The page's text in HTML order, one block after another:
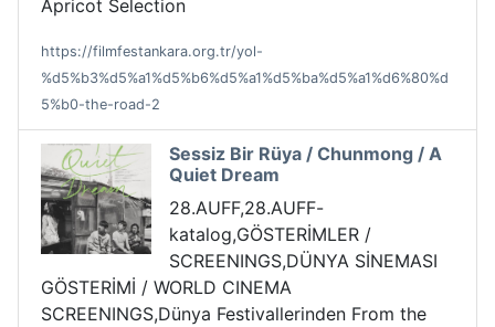
Apricot Selection
https://filmfestankara.org.tr/yol-
%d5%b3%d5%a1%d5%b6%d5%a1%d5%ba%d5%a1%d6%80%d
5%b0-the-road-2
Sessiz Bir Rüya / Chunmong / A
Quiet Dream
28.AUFF,28.AUFF-
katalog,GÖSTERİMLER /
SCREENINGS,DÜNYA SİNEMASI
GÖSTERİMİ / WORLD CINEMA
SCREENINGS,Dünya Festivallerinden From the